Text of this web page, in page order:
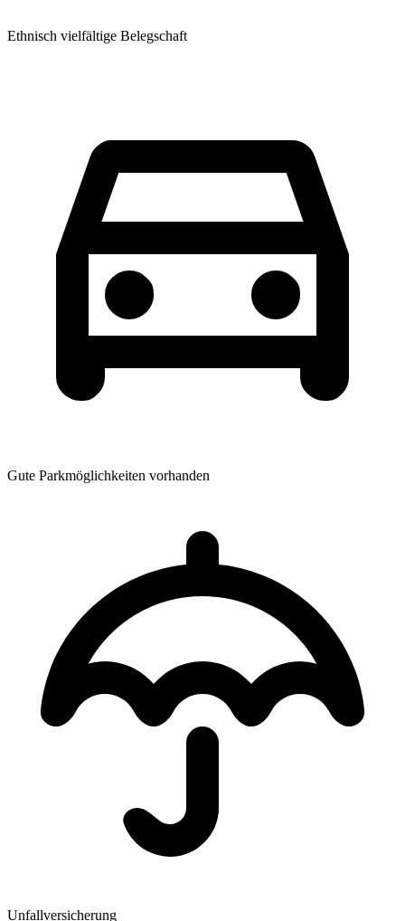
Ethnisch vielfältige Belegschaft
Gute Parkmöglichkeiten vorhanden
Unfallversicherung